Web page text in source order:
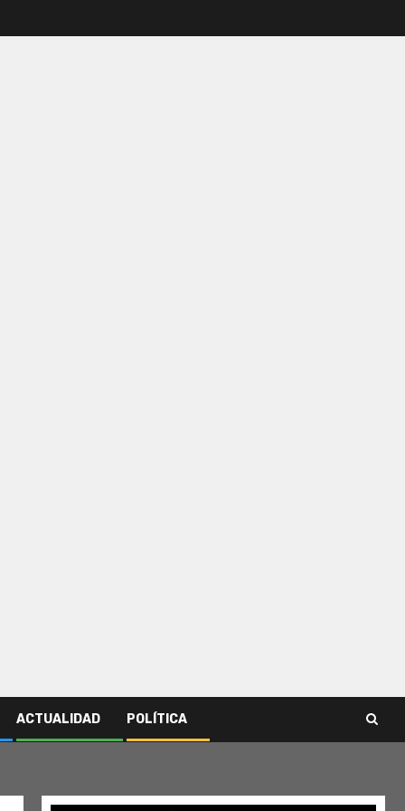
ACTUALIDAD POLÍTICA